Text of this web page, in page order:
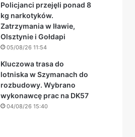
Policjanci przejęli ponad 8
kg narkotyków.
Zatrzymania w Iławie,
Olsztynie i Gołdapi
05/08/26 11:54
Kluczowa trasa do
lotniska w Szymanach do
rozbudowy. Wybrano
wykonawcę prac na DK57
04/08/26 15:40